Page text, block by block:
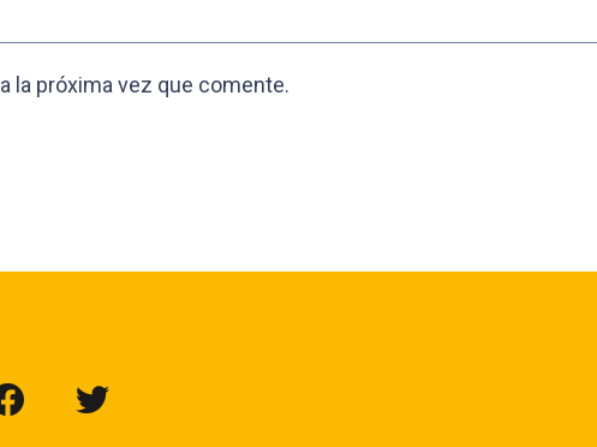
la próxima vez que comente.